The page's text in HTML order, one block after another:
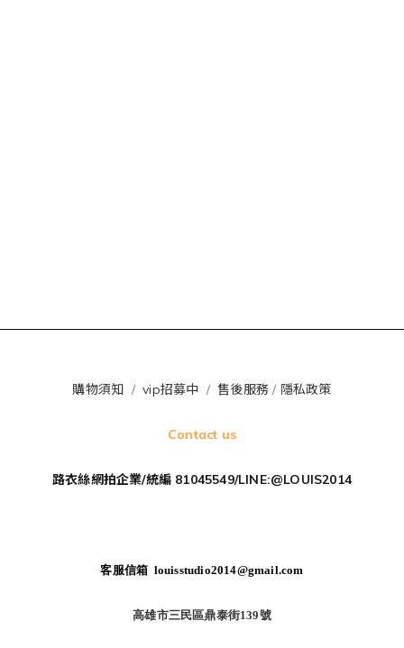
購物須知 /vip招募中 /售後服務 / 隱私政策
Contact us
路衣絲網拍企業/統編 81045549/LINE:@LOUIS2014
客服信箱 louisstudio2014@gmail.com
高雄市三民區鼎泰街139號